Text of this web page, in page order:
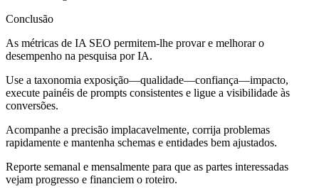
Conclusão
As métricas de IA SEO permitem-lhe provar e melhorar o
desempenho na pesquisa por IA.
Use a taxonomia exposição—qualidade—confiança—impacto,
execute painéis de prompts consistentes e ligue a visibilidade às
conversões.
Acompanhe a precisão implacavelmente, corrija problemas
rapidamente e mantenha schemas e entidades bem ajustados.
Reporte semanal e mensalmente para que as partes interessadas
vejam progresso e financiem o roteiro.